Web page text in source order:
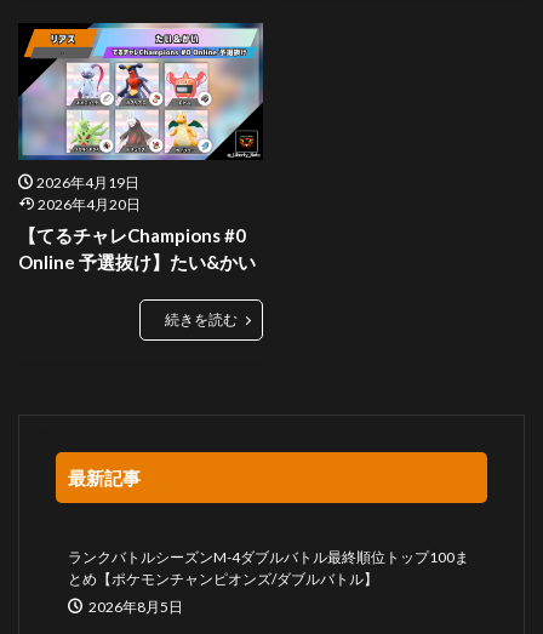
2026年4月19日
2026年4月20日
【てるチャレChampions #0
Online 予選抜け】たい&かい
続きを読む
最新記事
ランクバトルシーズンM-4ダブルバトル最終順位トップ100ま
とめ【ポケモンチャンピオンズ/ダブルバトル】
2026年8月5日